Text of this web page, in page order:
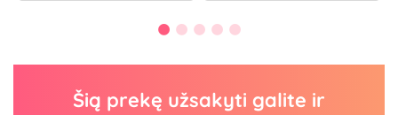
Šią prekę užsakyti galite ir